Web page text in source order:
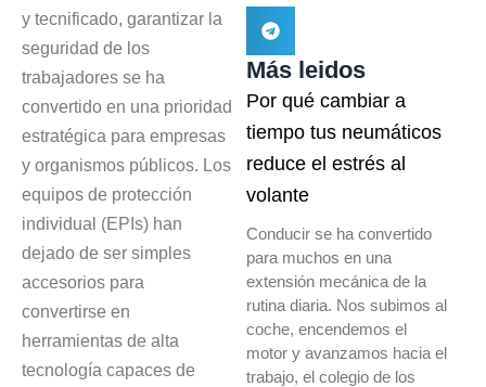
y tecnificado, garantizar la
seguridad de los
trabajadores se ha
convertido en una prioridad
estratégica para empresas
y organismos públicos. Los
equipos de protección
individual (EPIs) han
dejado de ser simples
accesorios para
convertirse en
herramientas de alta
tecnología capaces de
Más leidos
Por qué cambiar a
tiempo tus neumáticos
reduce el estrés al
volante
Conducir se ha convertido
para muchos en una
extensión mecánica de la
rutina diaria. Nos subimos al
coche, encendemos el
motor y avanzamos hacia el
trabajo, el colegio de los